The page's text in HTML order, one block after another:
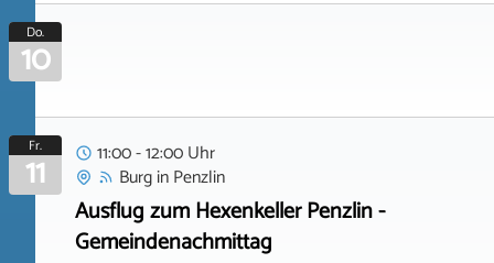
Do.
10
Fr.
11
11:00 - 12:00 Uhr
BurginPenzlin
Ausflug zum Hexenkeller Penzlin -
Gemeindenachmittag